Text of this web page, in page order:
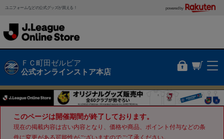
ユニフォームなどの公式グッズが買える！ powered by
ＦＣ町田ゼルビア
公式オンラインストア本店
このページは開催期間が終了しております。
現在の掲載内容は古い内容となり、価格や商品、ポイント付与などの条
件に変更がある可能性がございますのでご了承ください。